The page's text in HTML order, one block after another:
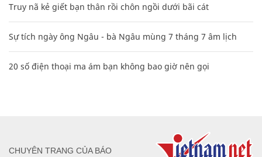
Truy nã kẻ giết bạn thân rồi chôn ngồi dưới bãi cát
Sự tích ngày ông Ngâu - bà Ngâu mùng 7 tháng 7 âm lịch
20 số điện thoại ma ám bạn không bao giờ nên gọi
CHUYÊN TRANG CỦA BÁO